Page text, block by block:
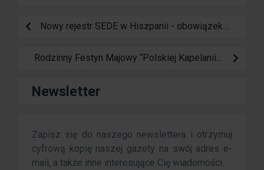
Newsletter
Zapisz się do naszego newslettera i otrzymuj
cyfrową kopię naszej gazety na swój adres e-
mail, a także inne interesujące Cię wiadomości.